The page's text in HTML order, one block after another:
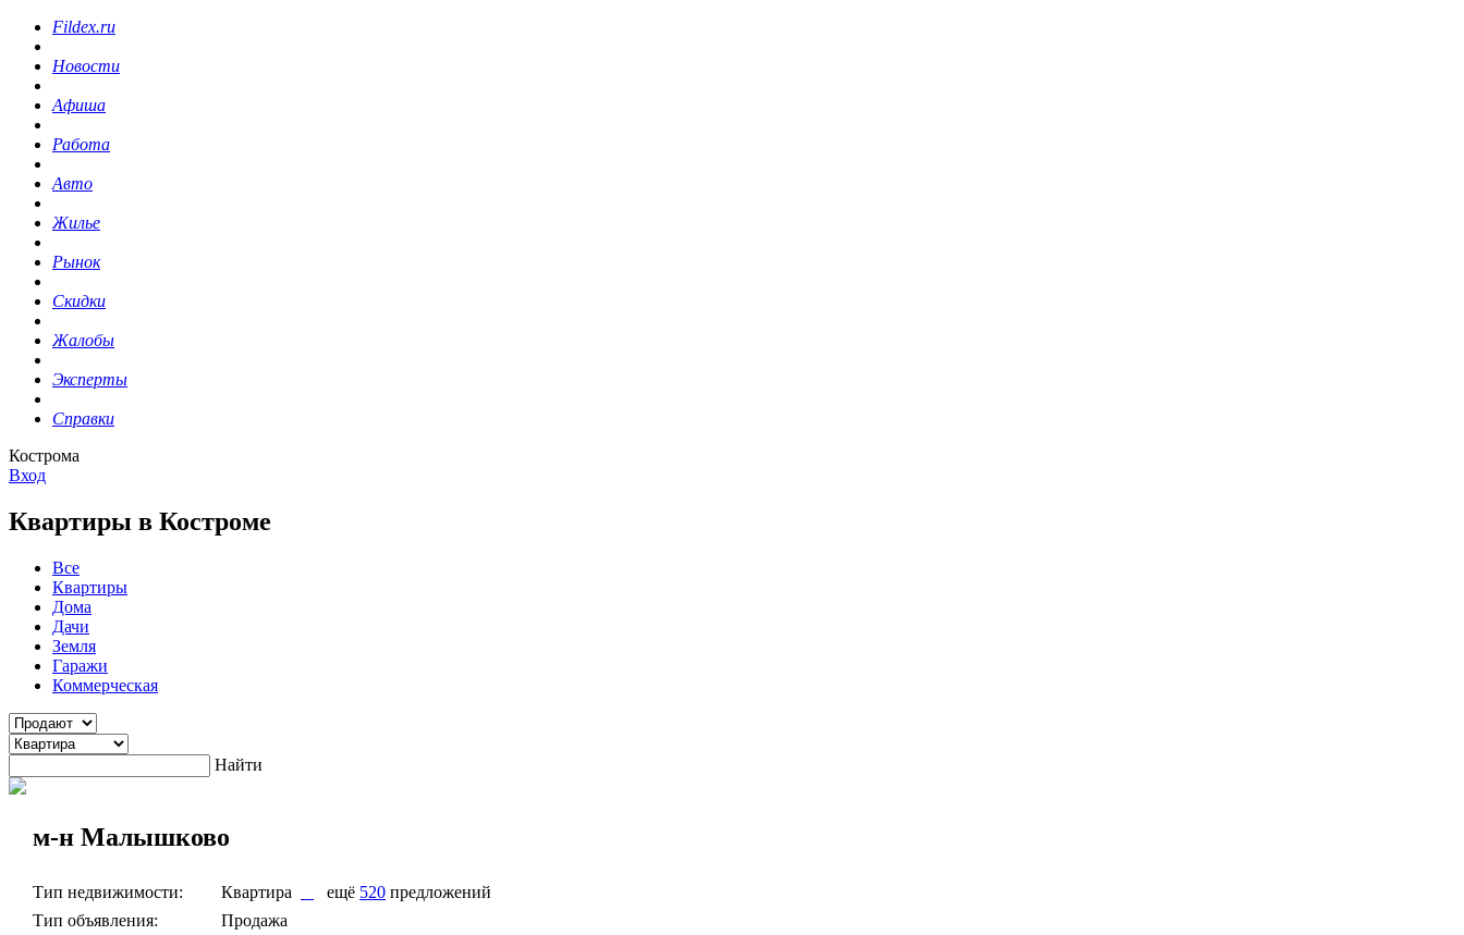
Fildex.ru
Новости
Афиша
Работа
Авто
Жилье
Рынок
Скидки
Жалобы
Эксперты
Справки
Кострома
Вход
Квартиры в Костроме
Все
Квартиры
Дома
Дачи
Земля
Гаражи
Коммерческая
Найти
м-н Малышково
Тип недвижимости: Квартира ещё 520 предложений
Тип объявления:
Продажа